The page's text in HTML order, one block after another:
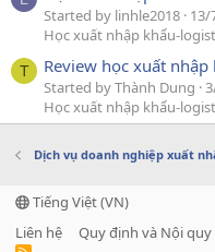
Started by linhle2018 13/
Học xuất nhập khẩu-
T Review học xuất
Started by Thành Dung
Học xuất nhập khẩu-
Dịch vụ doanh nghiệp xuất
Tiếng Việt (VN)
Liên hệ
Quy định và Nội quy